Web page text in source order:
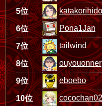
5位
6位 Pona1Jan
7位 tailwind
8位 ouyouonner
9位 eboebo
10位